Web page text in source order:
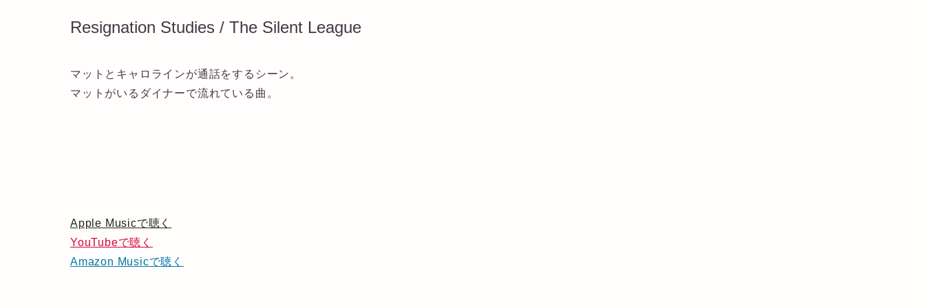
Resignation Studies / The Silent League
マットとキャロラインが通話をするシーン。
マットがいるダイナーで流れている曲。
Apple Musicで聴く
YouTubeで聴く
Amazon Musicで聴く